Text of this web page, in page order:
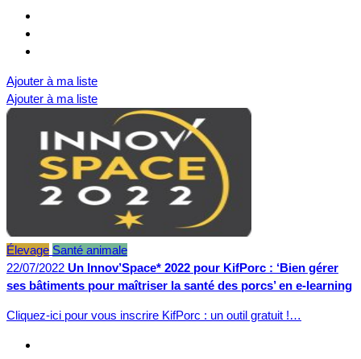
Ajouter à ma liste
Ajouter à ma liste
Élevage Santé animale
22/07/2022 Un Innov’Space* 2022 pour KifPorc : ‘Bien gérer
ses bâtiments pour maîtriser la santé des porcs’ en e-learning
Cliquez-ici pour vous inscrire KifPorc : un outil gratuit !…